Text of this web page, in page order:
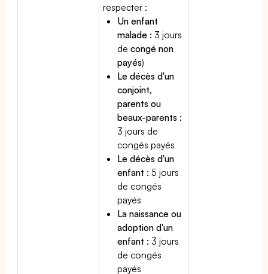
respecter :
Un enfant
malade : 3 jours
decongé non
payés)
Le décès d'un
conjoint,
parents ou
beaux-parents :
3 jours de
congés payés
Le décès d'un
enfant : 5 jours
de congés
payés
La naissance ou
adoption d'un
enfant : 3 jours
de congés
payés